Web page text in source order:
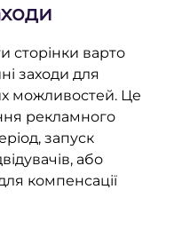
сторінки варто
заходи для
можливостей. Це
рекламного
запуск
або
компенсації